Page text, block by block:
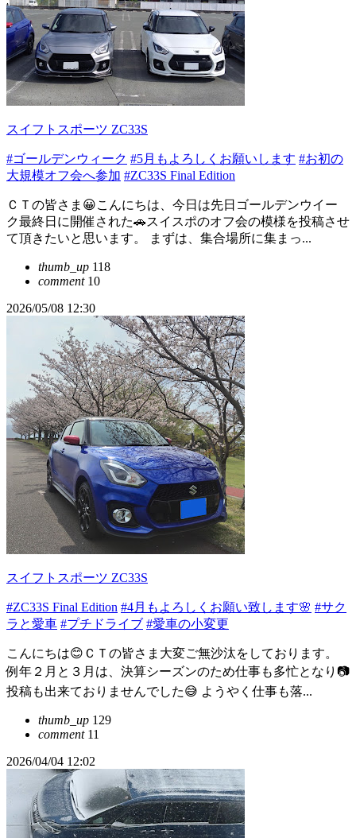
スイフトスポーツ ZC33S
#ゴールデンウィーク #5月もよろしくお願いします #お初の
大規模オフ会へ参加 #ZC33S Final Edition
ＣＴの皆さま😀こんにちは、今日は先日ゴールデンウイー
ク最終日に開催された🚗スイスポのオフ会の模様を投稿させ
て頂きたいと思います。 まずは、集合場所に集まっ...
thumb_up 118
comment10
2026/05/08 12:30
スイフトスポーツ ZC33S
#ZC33S Final Edition #4月もよろしくお願い致します🌸 #サク
ラと愛車 #プチドライブ #愛車の小変更
こんにちは😊ＣＴの皆さま大変ご無沙汰をしております。
例年２月と３月は、決算シーズンのため仕事も多忙となり📷
投稿も出来ておりませんでした😅 ようやく仕事も落...
thumb_up 129
comment11
2026/04/04 12:02